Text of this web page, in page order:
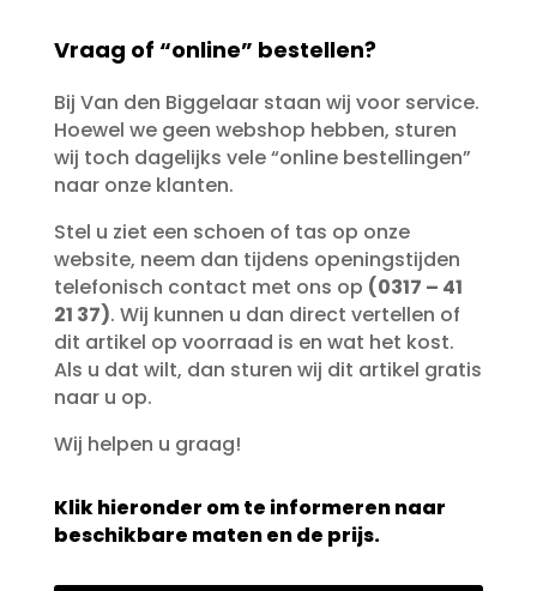
Vraag of “online” bestellen?
Bij Van den Biggelaar staan wij voor service.
Hoewel we geen webshop hebben, sturen
wij toch dagelijks vele “online bestellingen”
naar onze klanten.
Stel u ziet een schoen of tas op onze
website, neem dan tijdens openingstijden
telefonisch contact met ons op (0317 – 41
21 37). Wij kunnen u dan direct vertellen of
dit artikel op voorraad is en wat het kost.
Als u dat wilt, dan sturen wij dit artikel gratis
naar u op.
Wij helpen u graag!
Klik hieronder om te informeren naar
beschikbare maten en de prijs.